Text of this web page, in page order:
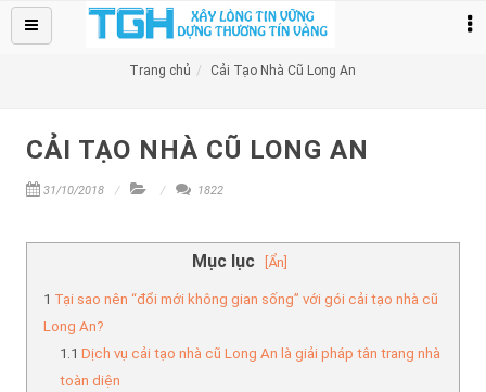
TRANG CHỦ
+
DỊCH VỤ CHỐNG THẤM +
Thi Công
TIN TỨC
Trang chủ Cải Tạo Nhà Cũ Long An
CẢI TẠO NHÀ CŨ LONG AN
31/10/2018 1822
Mục lục [Ẩn]
Tại sao nên “đổi mới không gian sống” với gói cải tạo nhà cũ
Long An?
Dịch vụ cải tạo nhà cũ Long An là giải pháp tân trang nhà
toàn diện